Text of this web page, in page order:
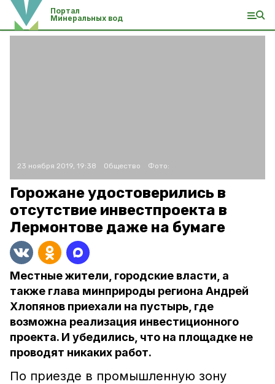
Портал
Минеральных вод
23 ноября 2019, 19:38 Общество Фото:
Горожане удостоверились в
отсутствие инвестпроекта в
Лермонтове даже на бумаге
Местные жители, городские власти, а
также глава минприроды региона Андрей
Хлопянов приехали на пустырь, где
возможна реализация инвестиционного
проекта. И убедились, что на площадке не
проводят никаких работ.
По приезде в промышленную зону